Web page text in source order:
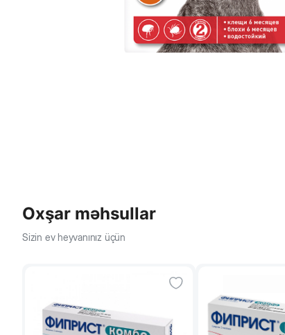
Oxşar məhsullar
Sizin ev heyvanınız üçün